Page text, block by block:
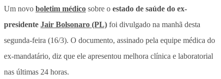
Um novo boletim médico sobre o estado de saúde do ex-
presidente Jair Bolsonaro (PL) foi divulgado na manhã desta
segunda-feira (16/3). O documento, assinado pela equipe médica do
ex-mandatário, diz que ele apresentou melhora clínica e laboratorial
nas últimas 24 horas.